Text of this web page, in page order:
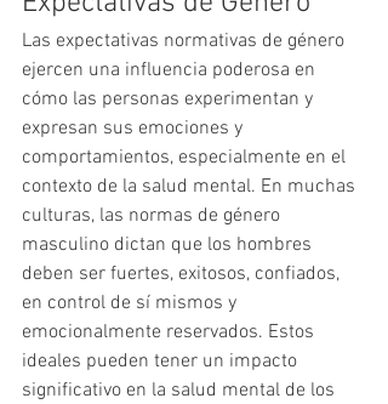
Las expectativas normativas de género
ejercen una influencia poderosa en
cómo las personas experimentan y
expresan sus emociones y
comportamientos, especialmente en el
contexto de la salud mental. En muchas
culturas, las normas de género
masculino dictan que los hombres
deben ser fuertes, exitosos, confiados,
en control de sí mismos y
emocionalmente reservados. Estos
ideales pueden tener un impacto
significativo en la salud mental de los